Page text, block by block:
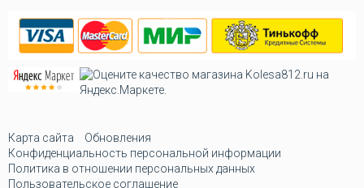
Карта сайта
Обновления
Конфиденциальность персональной информации
Политика в отношении персональных данных
Пользовательское соглашение